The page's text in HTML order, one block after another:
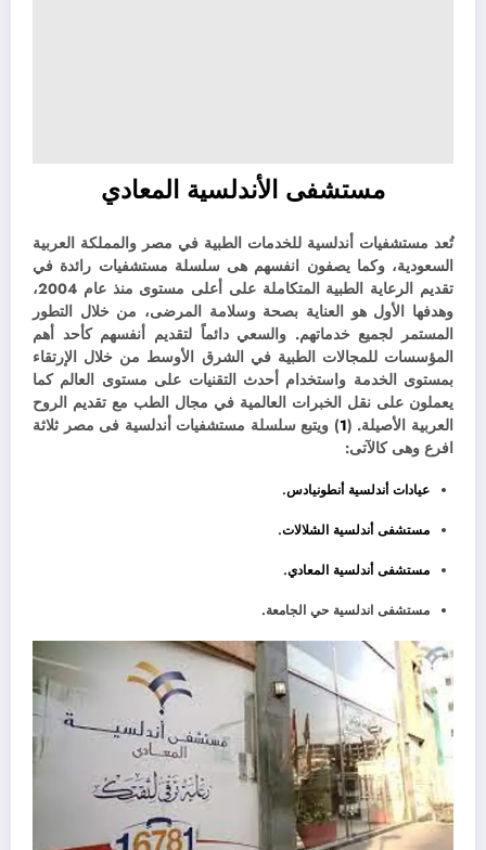
مستشفى الأندلسية المعادي
تُعد مستشفيات أندلسية للخدمات الطبية في مصر والمملكة العربية
السعودية، وكما يصفون انفسهم هى سلسلة مستشفيات رائدة في
تقديم الرعاية الطبية المتكاملة على أعلى مستوى منذ عام 2004،
وهدفها الأول هو العناية بصحة وسلامة المرضى، من خلال التطور
المستمر لجميع خدماتهم. والسعي دائماً لتقديم أنفسهم كأحد أهم
المؤسسات للمجالات الطبية في الشرق الأوسط من خلال الإرتقاء
بمستوى الخدمة واستخدام أحدث التقنيات على مستوى العالم كما
يعملون على نقل الخبرات العالمية في مجال الطب مع تقديم الروح
العربية الأصيلة. (1) ويتبع سلسلة مستشفيات أندلسية فى مصر ثلاثة
افرع وهى كالآتى:
عيادات أندلسية أنطونيادس.
مستشفى أندلسية الشلالات.
مستشفى أندلسية المعادي.
مستشفى اندلسية حي الجامعة.